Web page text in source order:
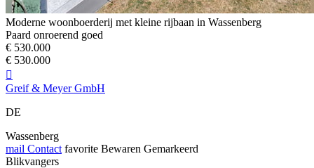
Moderne woonboerderij met kleine rijbaan in Wassenberg
Paard onroerend goed
€ 530.000
€ 530.000

Greif & Meyer GmbH
DE
Wassenberg
mail Contact favorite Bewaren Gemarkeerd
Blikvangers